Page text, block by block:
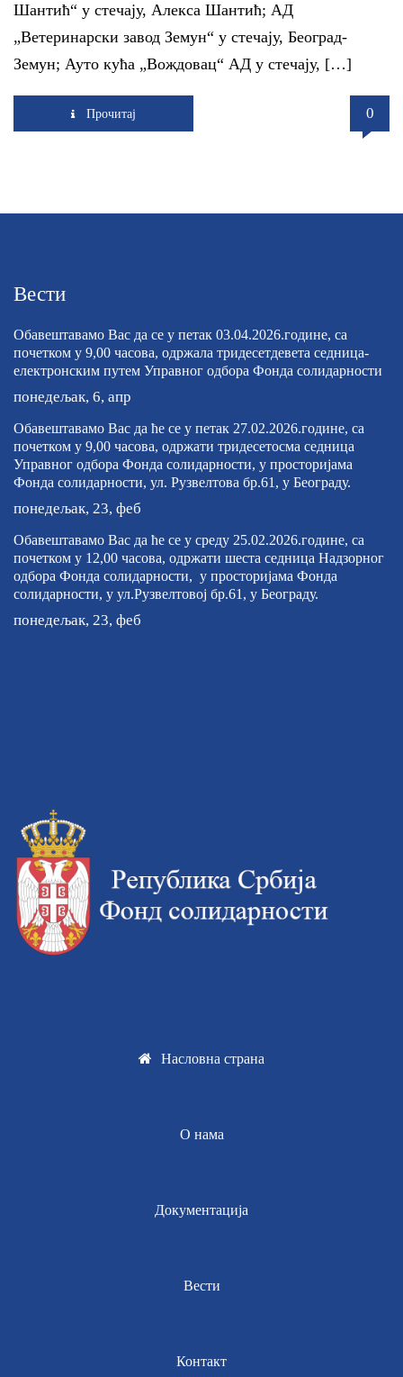
Шантић“ у стечају, Алекса Шантић; АД
„Ветеринарски завод Земун“ у стечају, Београд-
Земун; Ауто кућа „Вождовац“ АД у стечају, […]
Прочитај 0
Вести
Обавештавамо Вас да се у петак 03.04.2026.године, са
почетком у 9,00 часова, одржала тридесетдевета седница-
електронским путем Управног одбора Фонда солидарности
понедељак, 6, апр
Обавештавамо Вас да ће се у петак 27.02.2026.године, са
почетком у 9,00 часова, одржати тридесетосма седница
Управног одбора Фонда солидарности, у просторијама
Фонда солидарности, ул. Рузвелтова бр.61, у Београду.
понедељак, 23, феб
Обавештавамо Вас да ће се у среду 25.02.2026.године, са
почетком у 12,00 часова, одржати шеста седница Надзорног
одбора Фонда солидарности, у просторијама Фонда
солидарности, у ул.Рузвелтовој бр.61, у Београду.
понедељак, 23, феб
Насловна страна
О нама
Документација
Вести
Контакт